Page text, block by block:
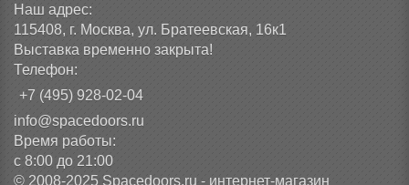
Наш адрес:
115408, г. Москва, ул. Братеевская, 16к1
Выставка временно закрыта!
Телефон:
+7 (495) 928-02-04
info@spacedoors.ru
Время работы:
с 8:00 до 21:00
© 2008-2025 Spacedoors.ru - интернет-магазин